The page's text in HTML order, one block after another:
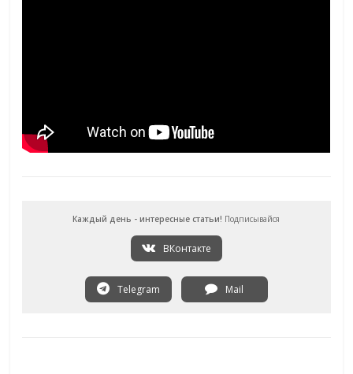
Каждый день - интересные статьи! Подписывайся
ВКонтакте
Telegram Mail